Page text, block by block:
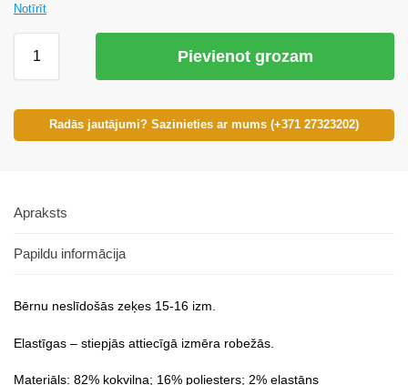
Notīrīt
Pievienot grozam
Radās jautājumi? Sazinieties ar mums (+371 27323202)
Apraksts
Papildu informācija
Bērnu neslīdošās zeķes 15-16 izm.
Elastīgas – stiepjās attiecīgā izmēra robežās.
Materiāls: 82% kokvilna; 16% poliesters; 2% elastāns